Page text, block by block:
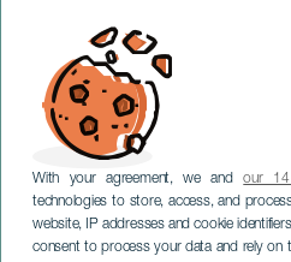
With your agreement, we andour 14
technologies to store, access, and
website, IP addresses and cookie
consent to process your data and rely on
TENERIFFA